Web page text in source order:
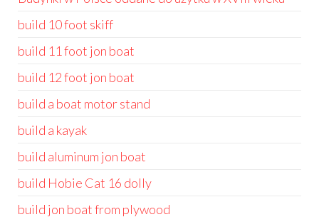
build 10 foot skiff
build 11 foot jon boat
build 12 foot jon boat
build a boat motor stand
build a kayak
build aluminum jon boat
build Hobie Cat 16 dolly
build jon boat from plywood